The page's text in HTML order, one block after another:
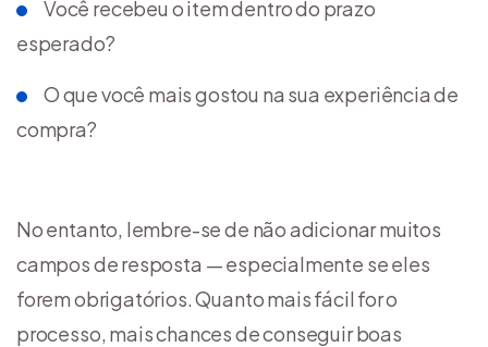
Você recebeu o item dentro do prazo
esperado?
O que você mais gostou na sua experiência de
compra?
No entanto, lembre-se de não adicionar muitos
campos de resposta — especialmente se eles
forem obrigatórios. Quanto mais fácil for o
processo, mais chances de conseguir boas